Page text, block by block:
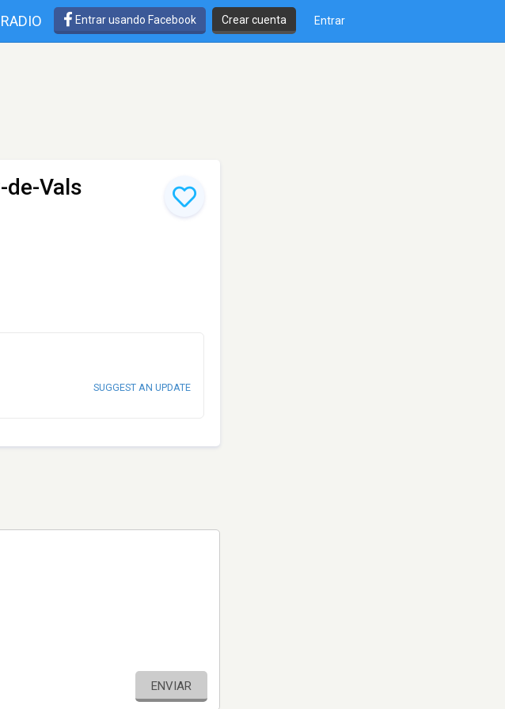
RADIO Entrar usando Facebook Crear cuenta Entrar
de-Vals
SUGGEST AN UPDATE
ENVIAR